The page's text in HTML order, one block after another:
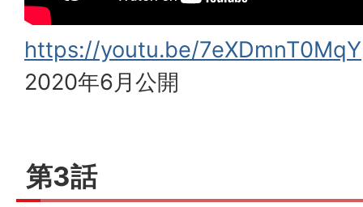
https://youtu.be/7eXDmnT0MqY
2020年6月公開
第3話